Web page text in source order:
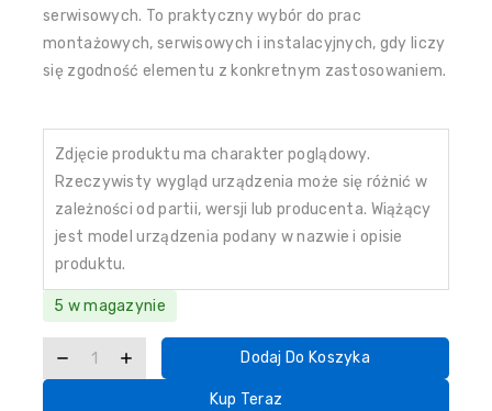
serwisowych. To praktyczny wybór do prac
montażowych, serwisowych i instalacyjnych, gdy liczy
się zgodność elementu z konkretnym zastosowaniem.
Zdjęcie produktu ma charakter poglądowy.
Rzeczywisty wygląd urządzenia może się różnić w
zależności od partii, wersji lub producenta. Wiążący
jest model urządzenia podany w nazwie i opisie
produktu.
5 w magazynie
Dodaj Do Koszyka
Kup Teraz